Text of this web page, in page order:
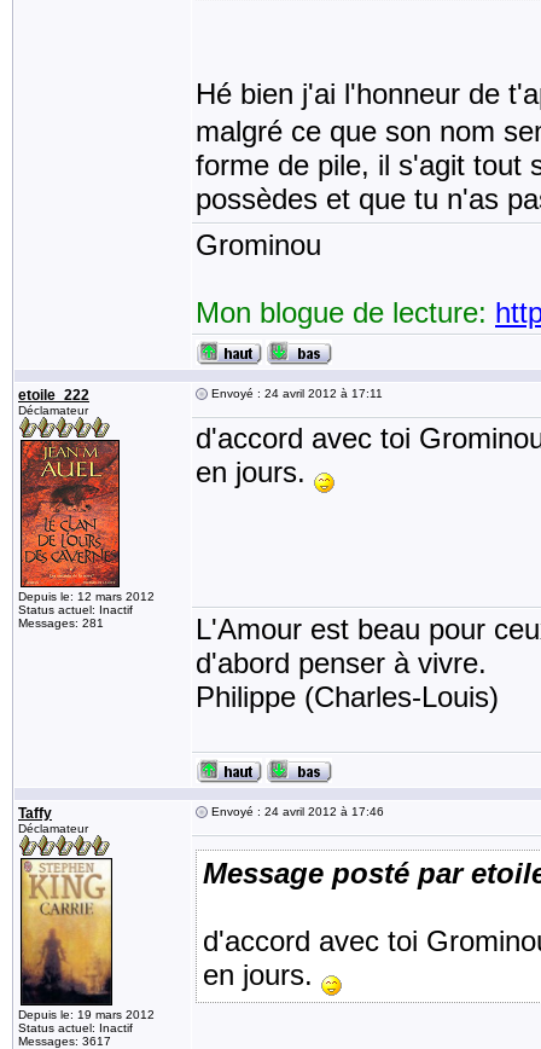
Hé bien j'ai l'honneur de
malgré ce que son nom
forme de pile, il s'agit tout
possèdes et que tu n'as
Grominou
Mon blogue de lecture:
etoile_222
Déclamateur
Depuis le: 12 mars 2012
Status actuel: Inactif
Messages: 281
Envoyé : 24 avril 2012 à 17:11
d'accord avec toi
en jours.
L'Amour est beau pour
d'abord penser à vivre.
Philippe (Charles-Louis)
Taffy
Déclamateur
Depuis le: 19 mars 2012
Status actuel: Inactif
Messages: 3617
Envoyé : 24 avril 2012 à 17:46
Message posté par
d'accord avec toi
en jours.